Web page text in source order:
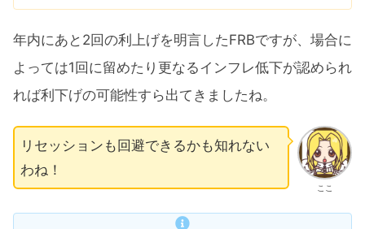
年内にあと2回の利上げを明言したFRBですが、場合に
よっては1回に留めたり更なるインフレ低下が認められ
れば利下げの可能性すら出てきましたね。
ここ
リセッションも回避できるかも知れない
わね！